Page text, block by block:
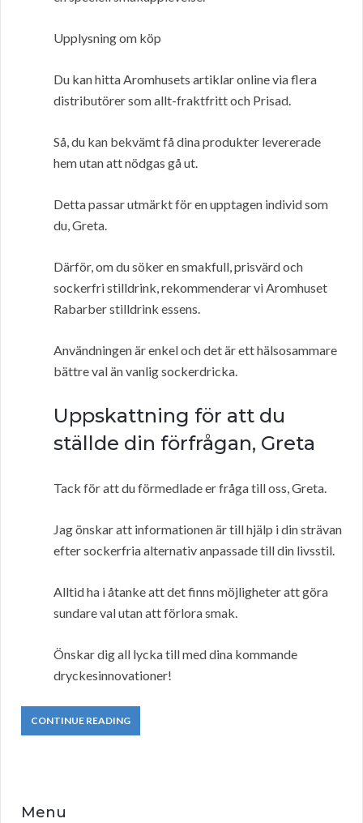
Upplysning om köp
Du kan hitta Aromhusets artiklar online via flera
distributörer som allt-fraktfritt och Prisad.
Så, du kan bekvämt få dina produkter levererade
hem utan att nödgas gå ut.
Detta passar utmärkt för en upptagen individ som
du, Greta.
Därför, om du söker en smakfull, prisvärd och
sockerfri stilldrink, rekommenderar vi Aromhuset
Rabarber stilldrink essens.
Användningen är enkel och det är ett hälsosammare
bättre val än vanlig sockerdricka.
Uppskattning för att du
ställde din förfrågan, Greta
Tack för att du förmedlade er fråga till oss, Greta.
Jag önskar att informationen är till hjälp i din strävan
efter sockerfria alternativ anpassade till din livsstil.
Alltid ha i åtanke att det finns möjligheter att göra
sundare val utan att förlora smak.
Önskar dig all lycka till med dina kommande
dryckesinnovationer!
CONTINUE READING
Menu